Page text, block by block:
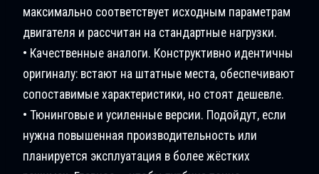
максимально соответствует исходным параметрам
двигателя и рассчитан на стандартные нагрузки.
• Качественные аналоги. Конструктивно идентичны
оригиналу: встают на штатные места, обеспечивают
сопоставимые характеристики, но стоят дешевле.
• Тюнинговые и усиленные версии. Подойдут, если
нужна повышенная производительность или
планируется эксплуатация в более жёстких